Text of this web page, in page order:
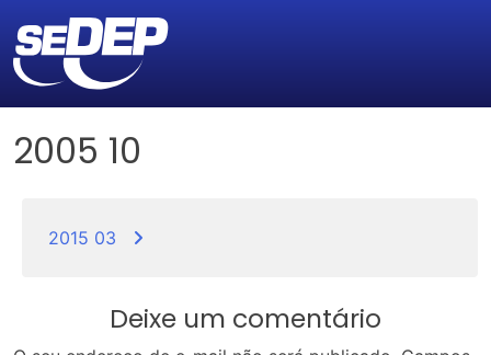
2005 10
2015 03
Deixe um comentário